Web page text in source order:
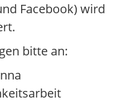
Facebook) wird
bitte an: